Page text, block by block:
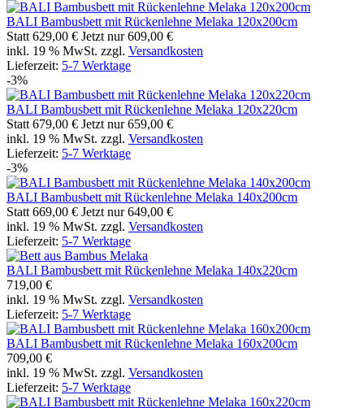
BALI Bambusbett mit Rückenlehne Melaka 120x200cm
Statt 629,00 € Jetzt nur609,00 €
inkl. 19 % MwSt. zzgl. Versandkosten
Lieferzeit: 5-7 Werktage
-3%
BALI Bambusbett mit Rückenlehne Melaka 120x220cm
Statt 679,00 € Jetzt nur659,00 €
inkl. 19 % MwSt. zzgl. Versandkosten
Lieferzeit: 5-7 Werktage
-3%
BALI Bambusbett mit Rückenlehne Melaka 140x200cm
Statt 669,00 € Jetzt nur649,00 €
inkl. 19 % MwSt. zzgl. Versandkosten
Lieferzeit: 5-7 Werktage
BALI Bambusbett mit Rückenlehne Melaka 140x220cm
719,00 €
inkl. 19 % MwSt. zzgl. Versandkosten
Lieferzeit: 5-7 Werktage
BALI Bambusbett mit Rückenlehne Melaka 160x200cm
709,00 €
inkl. 19 % MwSt. zzgl. Versandkosten
Lieferzeit: 5-7 Werktage